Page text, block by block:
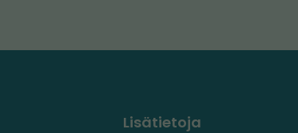
Lisätietoja